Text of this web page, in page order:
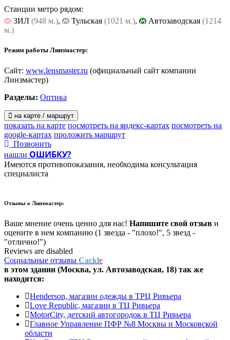
Станции метро рядом:
ЗИЛ (948 м.), Тульская (1021 м.), Автозаводская (1214
м.)
Режим работы Линзмастер:
Сайт: www.lensmaster.ru (официальный сайт компании
Линзмастер)
Разделы: Оптика
на карте / маршрут
показать на карте посмотреть на яндекс-картах посмотреть на
google-картах проложить маршрут
Позвонить
нашли ОШИБКУ?
Имеются противопоказания, необходима консультация
специалиста
Отзывы о Линзмастер:
Ваше мнение очень ценно для нас! Напишите свой отзыв и
оцените в нем компанию (1 звезда - "плохо!", 5 звезд -
"отлично!")
Reviews are disabled
Социальные отзывы Cackle
в этом здании (Москва, ул. Автозаводская, 18) так же
находятся:
Henderson, магазин одежды в ТРЦ Ривьера
Love Republic, магазин в ТЦ Ривьера
MotorCity, детский автогородок в ТЦ Ривьера
Главное Управление ПФР №8 Москвы и Московской
области